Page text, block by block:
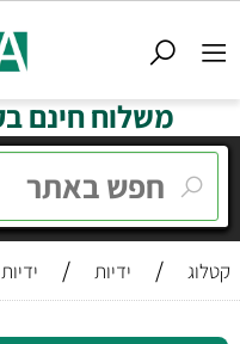
משלוח חינם
קטלוג / ידיות /